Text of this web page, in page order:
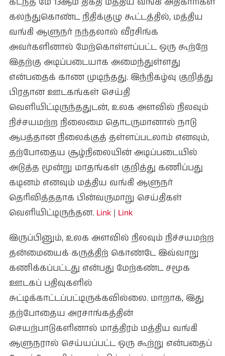
கலந்துகொண்ட நிதிக்குழு கூட்டத்தில், மத்திய
வங்கி ஆளுநர் நந்தலால் வீரசிங்க
அவர்களினால் மேற்கொள்ளப்பட்ட ஒரு கூற்றே
இதற்கு அடிப்படையாக அமைந்துள்ளது
என்பதைக் காண முடிந்தது. இந்நிகழ்வு குறித்து
பிரதான ஊடகங்கள் செய்தி
வெளியிட்டிருந்ததுடன், உலக அளவில் நிலவும்
நிச்சயமற்ற நிலைமை தொடருமானால் நாடு
ஆபத்தான நிலைக்குத் தள்ளப்படலாம் எனவும்,
தற்போதைய சூழ்நிலையின் அடிப்படையில்
அடுத்த மூன்று மாதங்கள் குறித்து கணிப்பது
கடினம் எனவும் மத்திய வங்கி ஆளுநர்
தெரிவித்ததாக பின்வருமாறு செய்திகள்
வெளியிட்டிருந்தன. Link| Link
இருப்பினும், உலக அளவில் நிலவும் நிச்சயமற்ற
தன்மையைக் கருத்திற் கொண்டே இவ்வாறு
கணிக்கப்பட்டது என்பது மேற்கண்ட சமூக
ஊடகப் பதிவுகளில்
சுட்டிக்காட்டப்பட்டிருக்கவில்லை. மாறாக, இது
தற்போதைய அரசாங்கத்தின்
செயற்பாடுகளினால் மாத்திரம் மத்திய வங்கி
ஆளுநரால் செய்யப்பட்ட ஒரு கூற்று என்பதைப்